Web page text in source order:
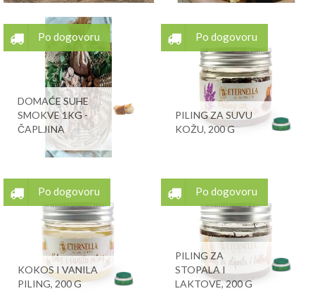
Po dogovoru
DOMAĆE SUHE
SMOKVE 1KG -
ČAPLJINA
Po dogovoru
PILING ZA SUVU
KOŽU, 200 G
Po dogovoru
KOKOS I VANILA
PILING, 200 G
Po dogovoru
PILING ZA
STOPALA I
LAKTOVE, 200 G